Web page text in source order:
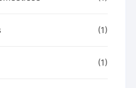
(1)
(1)